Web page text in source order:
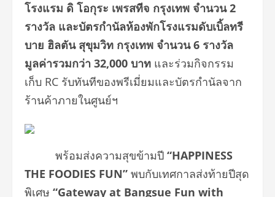
โรงแรม ดิ โอกุระ เพรสทีจ กรุงเทพ จำนวน2
รางวัล และบัตรกำนัลห้องพักโรงแรมดับเบิ้ลทรี
บาย ฮิลตัน สุขุมวิท กรุงเทพ จำนวน6 รางวัล
มูลค่ารวมกว่า 32,000 บาท และร่วมกิจกรรม
เก็บ RC รับทันทีของพรีเมี่ยมและบัตรกำนัลจาก
ร้านค้าภายในศูนย์ฯ
พร้อมส่งความสุขข้ามปี “HAPPINESS
THE FOODIES FUN” พบกับเทศกาลส่งท้ายปีสุด
พิเศษ “Gateway at Bangsue Fun with